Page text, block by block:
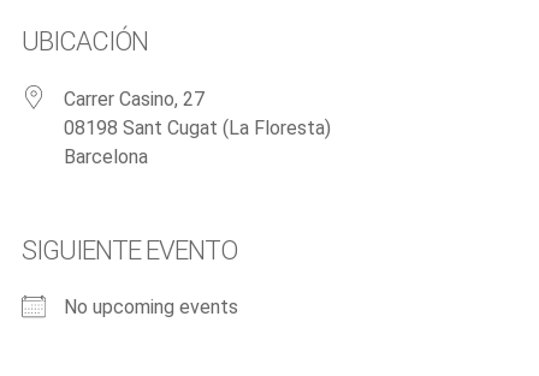
UBICACIÓN
Carrer Casino, 27
08198 Sant Cugat (La Floresta)
Barcelona
SIGUIENTE EVENTO
No upcoming events